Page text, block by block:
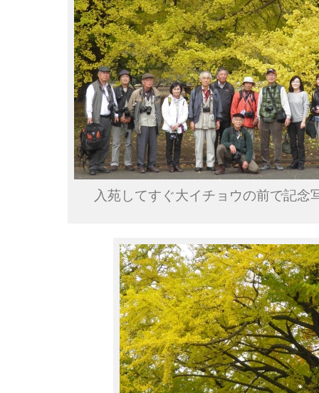
入苑してすぐ大イチョウの前で記念